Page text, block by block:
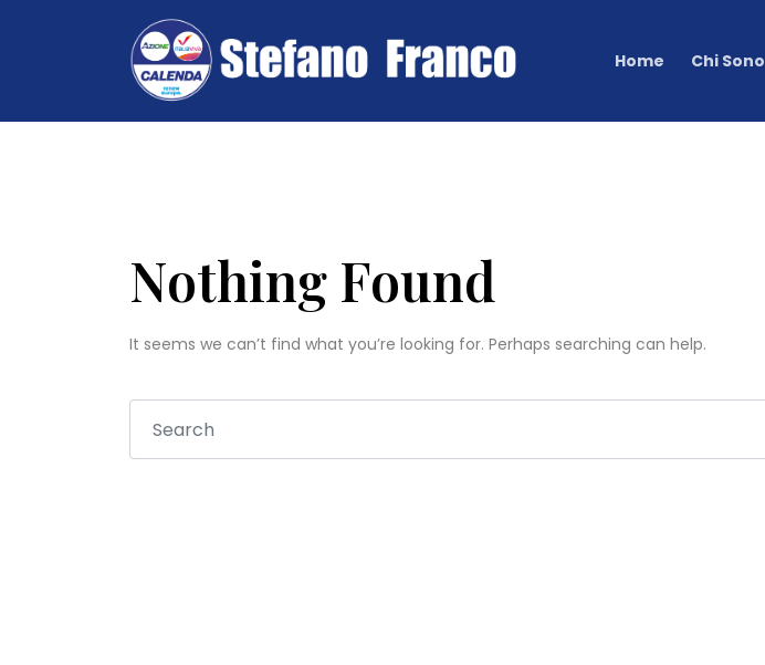
Home Chi Sono
Nothing Found
It seems we can’t find what you’re looking for. Perhaps searching can help.